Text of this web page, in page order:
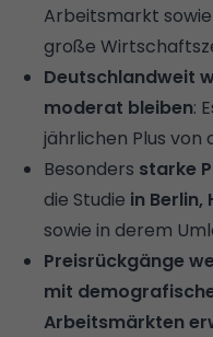
Arbeitsmarkt
große
Deutschlandweit
moderat bleiben:
jährlichen Plus von
Besonders starke
die Studie in
sowie in derem
Preisrückgänge
mit
Arbeitsmärkten